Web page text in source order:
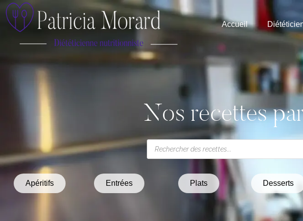
Accueil
Nos recettes
Apéritifs Entrées Plats Desserts